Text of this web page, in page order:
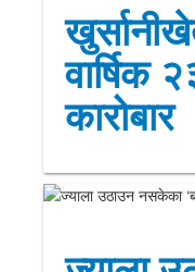
वार्षिक
कारोबार